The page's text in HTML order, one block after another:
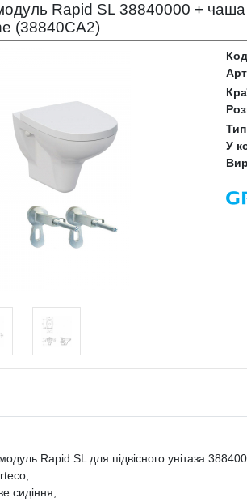
Rapid SL 38840000 + чаша
(38840CА2)
Тип
У
Rapid SL для підвісного унітаза
сидіння;